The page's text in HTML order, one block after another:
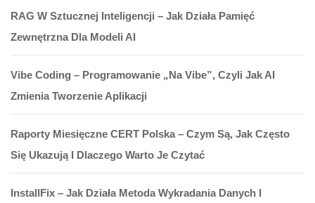
RAG W Sztucznej Inteligencji – Jak Działa Pamięć
Zewnętrzna Dla Modeli AI
Vibe Coding – Programowanie „na Vibe”, Czyli Jak AI
Zmienia Tworzenie Aplikacji
Raporty Miesięczne CERT Polska – Czym Są, Jak Często
Się Ukazują I Dlaczego Warto Je Czytać
InstallFix – Jak Działa Metoda Wykradania Danych I